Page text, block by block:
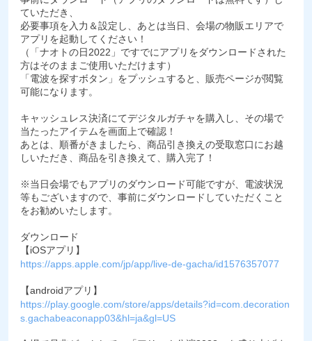
ていただき、
必要事項を入力＆設定し、あとは当日、会場の物販エリアで
アプリを起動してください！
（「ナオトの日2022」ですでにアプリをダウンロードされた
方はそのままご使用いただけます）
「電波を探すボタン」をプッシュすると、販売ページが閲覧
可能になります。
キャッシュレス決済にてデジタルガチャを購入し、その場で
当たったアイテムを画面上で確認！
あとは、順番がきましたら、商品引き換えの受取窓口にお越
しいただき、商品を引き換えて、購入完了！
※当日会場でもアプリのダウンロード可能ですが、電波状況
等もございますので、事前にダウンロードしていただくこと
をお勧めいたします。
ダウンロード
【iOSアプリ】
https://apps.apple.com/jp/app/live-de-gacha/id1576357077
【androidアプリ】
https://play.google.com/store/apps/details?id=com.decoration
s.gachabeaconapp03&hl=ja&gl=US